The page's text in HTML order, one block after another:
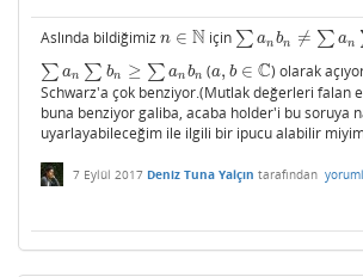
Aslında bildiğimiz n ∈ N
n∈N için ∑ an bn ≠ ∑ an
∑anbn≠∑ an ∑b n
∑ an ∑ bn ≥ ∑ an bn
∑ an∑b n ≥ ∑an bn (a, b ∈ C
a,b∈C
) olarak
Schwarz'a çok benziyor.(Mutlak değerleri falan
buna benziyor galiba, acaba holder'i bu soruya
uyarlayabileceğim ile ilgili bir ipucu alabilir
7 Eylül 2017 Deniz Tuna Yalçın tarafından